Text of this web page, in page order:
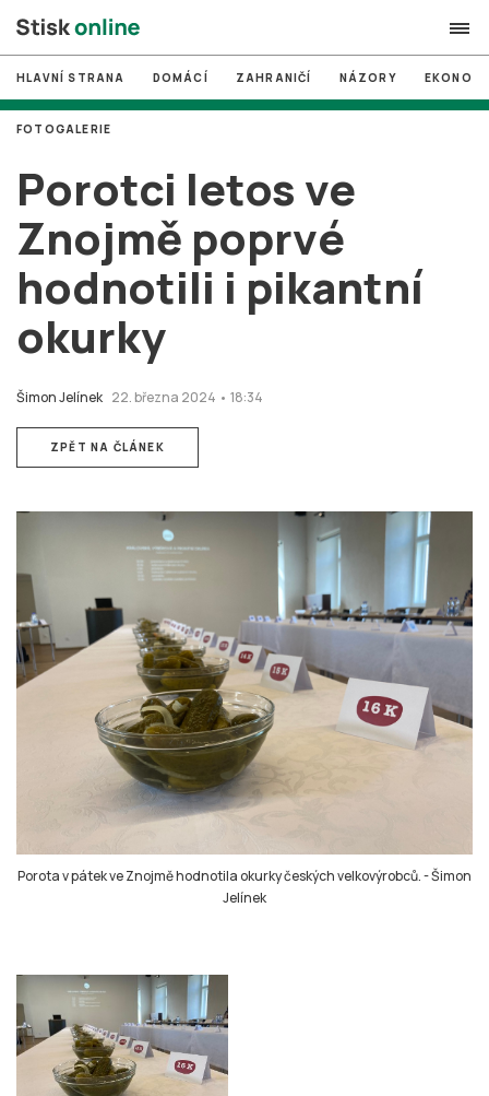
search
# MUNI
# Brno
# volby
login PŘIHLÁSIT SE
Zapomněli jste heslo?
HLAVNÍ STRANA DOMÁCÍ ZAHRANIČÍ NÁZORY
Porotci letos ve
Znojmě poprvé
hodnotili i pikantní
okurky
Šimon Jelínek 22. března 2024 • 18:34
FOTOGALERIE
ZPĚT NA ČLÁNEK
Porota v pátek ve Znojmě hodnotila okurky českých velkovýrobců.-Šimon
Jelínek